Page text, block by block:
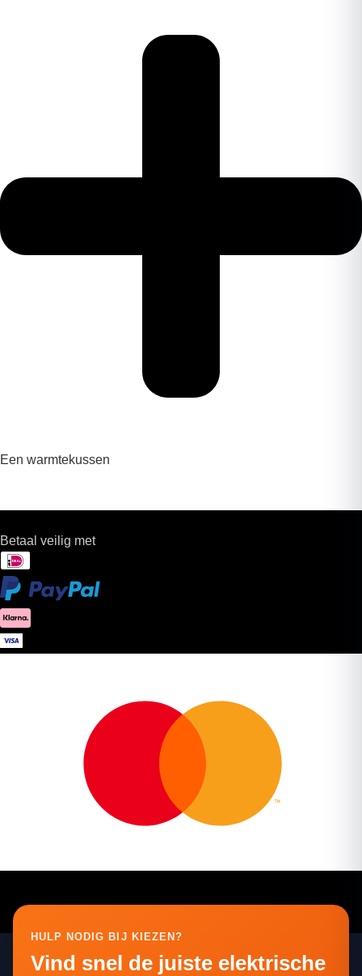
Een warmtekussen
Betaal veilig met
HULP NODIG BIJ KIEZEN?
Vind snel de juiste elektrische